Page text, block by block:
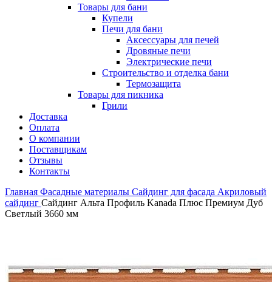
Товары для бани
Купели
Печи для бани
Аксессуары для печей
Дровяные печи
Электрические печи
Строительство и отделка бани
Термозащита
Товары для пикника
Грили
Доставка
Оплата
О компании
Поставщикам
Отзывы
Контакты
Главная Фасадные материалы Сайдинг для фасада Акриловый
сайдинг Сайдинг Альта Профиль Kanada Плюс Премиум Дуб
Светлый 3660 мм